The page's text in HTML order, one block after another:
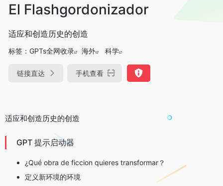
El Flashgordonizador
适应和创造历史的创造
标签： GPTs全网收录 海外 科学
链接直达 手机查看
适应和创造历史的创造
GPT 提示启动器
¿Qué obra de ficcion quieres transformar？
定义新环境的环境